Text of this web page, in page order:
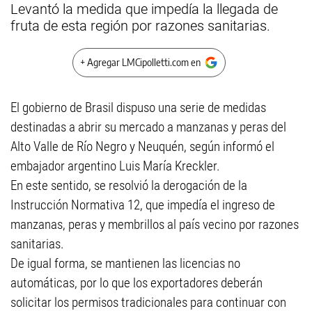
Levantó la medida que impedía la llegada de
fruta de esta región por razones sanitarias.
+ Agregar LMCipolletti.com en
El gobierno de Brasil dispuso una serie de medidas
destinadas a abrir su mercado a manzanas y peras del
Alto Valle de Río Negro y Neuquén, según informó el
embajador argentino Luis María Kreckler.
En este sentido, se resolvió la derogación de la
Instrucción Normativa 12, que impedía el ingreso de
manzanas, peras y membrillos al país vecino por razones
sanitarias.
De igual forma, se mantienen las licencias no
automáticas, por lo que los exportadores deberán
solicitar los permisos tradicionales para continuar con